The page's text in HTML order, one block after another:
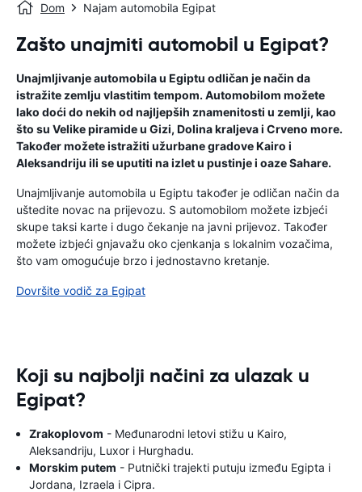
Dom Najam automobila Egipat
Zašto unajmiti automobil u Egipat?
Unajmljivanje automobila u Egiptu odličan je način da
istražite zemlju vlastitim tempom. Automobilom možete
lako doći do nekih od najljepših znamenitosti u zemlji, kao
što su Velike piramide u Gizi, Dolina kraljeva i Crveno more.
Također možete istražiti užurbane gradove Kairo i
Aleksandriju ili se uputiti na izlet u pustinje i oaze Sahare.
Unajmljivanje automobila u Egiptu također je odličan način da
uštedite novac na prijevozu. S automobilom možete izbjeći
skupe taksi karte i dugo čekanje na javni prijevoz. Također
možete izbjeći gnjavažu oko cjenkanja s lokalnim vozačima,
što vam omogućuje brzo i jednostavno kretanje.
Dovršite vodič za Egipat
Koji su najbolji načini za ulazak u
Egipat?
Zrakoplovom - Međunarodni letovi stižu u Kairo,
Aleksandriju, Luxor i Hurghadu.
Morskim putem - Putnički trajekti putuju između Egipta i
Jordana, Izraela i Cipra.